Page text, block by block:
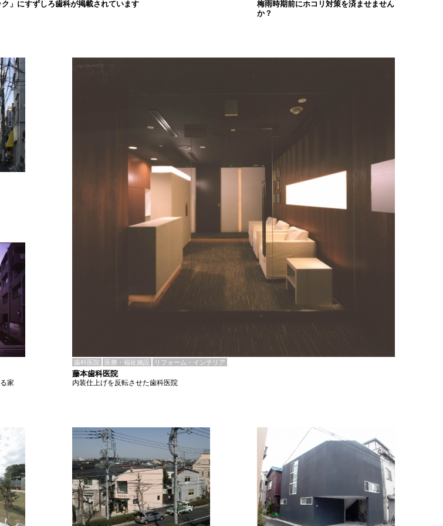
」にすずしろ歯科が掲載されています
梅雨時期前にホコリ対策を済ませません
か？
家
歯科医院 医療・福祉施設 リフォーム・インテリア
藤本歯科医院
内装仕上げを反転させた歯科医院